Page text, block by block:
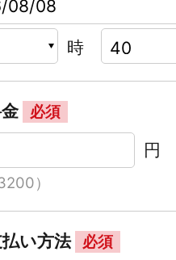
時
必須
円
）
い方法 必須